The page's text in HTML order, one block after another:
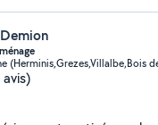
(Herminis,Grezes,Villalbe,Bois
avis)